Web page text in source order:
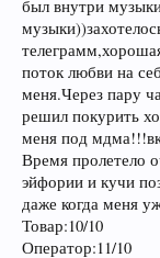
был внутри
поток любви на
меня.Через пару
решил покурить
меня под
Время пролетело
эйфории и кучи
даже когда меня
Товар:10/10
Оператор:11/10